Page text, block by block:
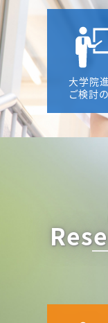
医局だより、
2025年6月25日
中国江蘇省南
u Academic
Metabolic
第98回日本内分
大学院
ご検討